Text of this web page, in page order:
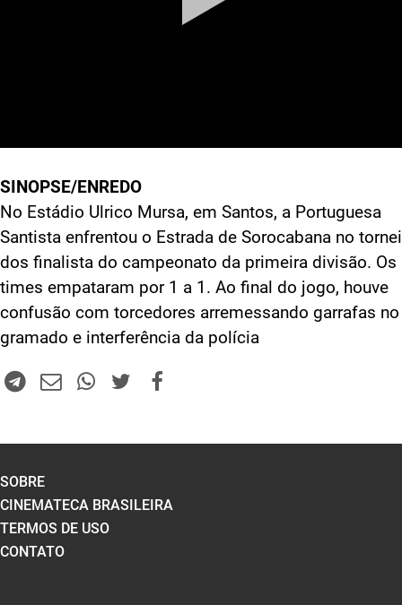
SINOPSE/ENREDO
No Estádio Ulrico Mursa, em Santos, a Portuguesa
Santista enfrentou o Estrada de Sorocabana no
dos finalista do campeonato da primeira divisão. Os
times empataram por 1 a 1. Ao final do jogo, houve
confusão com torcedores arremessando garrafas no
gramado e interferência da polícia
SOBRE
CINEMATECA BRASILEIRA
TERMOS DE USO
CONTATO